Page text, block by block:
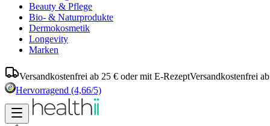
Beauty & Pflege
Bio- & Naturprodukte
Dermokosmetik
Longevity
Marken
Versandkostenfrei ab 25 € oder mit E-RezeptVersandkostenfrei
Hervorragend (4,66/5)